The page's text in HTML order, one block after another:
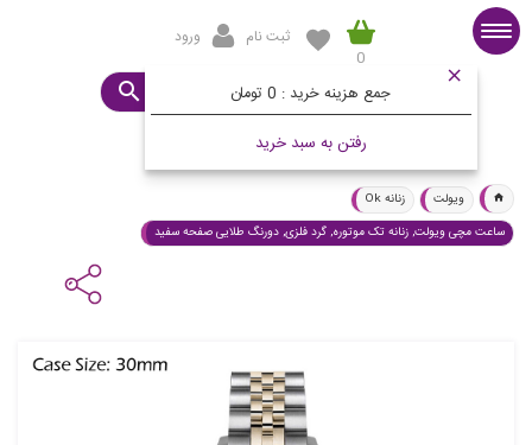
0
جمع هزینه خرید :
رفتن به سبد خرید
ثبت نام ورود
ساعت مورد نظرتان چیست؟
ویولت
زنانه Ok
ساعت مچی ویولت, زنانه تک موتوره, گرد فلزی, دورنگ طلایی صفحه سفید